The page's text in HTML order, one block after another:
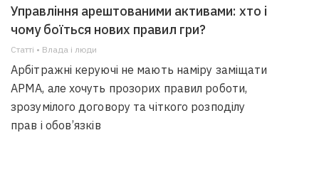
Управління арештованими активами: хто і
чому боїться нових правил гри?
Статті • Влада i люди
Арбітражні керуючі не мають наміру заміщати
АРМА, але хочуть прозорих правил роботи,
зрозумілого договору та чіткого розподілу
прав і обов’язків